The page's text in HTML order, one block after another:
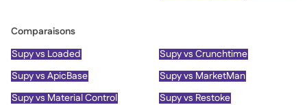
Comparaisons
Supy vs Loaded
Supy vs Crunchtime
Supy vs ApicBase
Supy vs MarketMan
Supy vs Material Control
Supy vs Restoke